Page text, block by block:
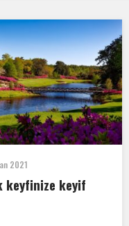
2021
keyfinize keyif